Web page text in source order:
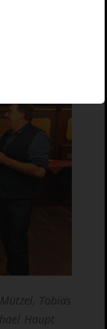
Tobias
Haupt